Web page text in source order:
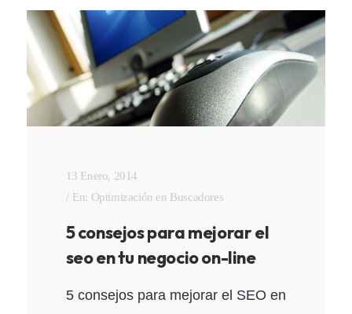
13 Enero, 2014
En: Optimización en Buscadores
5 consejos para mejorar el
seo en tu negocio on-line
5 consejos para mejorar el SEO en